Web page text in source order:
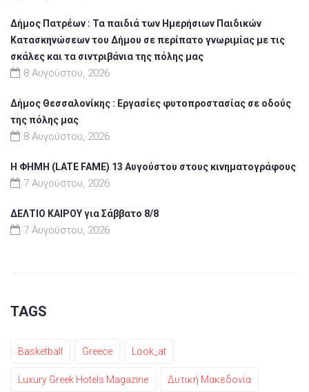
Δήμος Πατρέων : Τα παιδιά των Ημερήσιων Παιδικών
Κατασκηνώσεων του Δήμου σε περίπατο γνωριμίας με τις
σκάλες και τα σιντριβάνια της πόλης μας
8 Αυγούστου, 2026
Δήμος Θεσσαλονίκης : Εργασίες φυτοπροστασίας σε οδούς
της πόλης μας
8 Αυγούστου, 2026
Η ΦΗΜΗ (LATE FAME) 13 Αυγούστου στους κινηματογράφους
7 Αυγούστου, 2026
ΔΕΛΤΙΟ ΚΑΙΡΟΥ για Σάββατο 8/8
7 Αυγούστου, 2026
TAGS
Basketball Greece Look_at
Luxury Greek Hotels Magazine Δυτική Μακεδονία